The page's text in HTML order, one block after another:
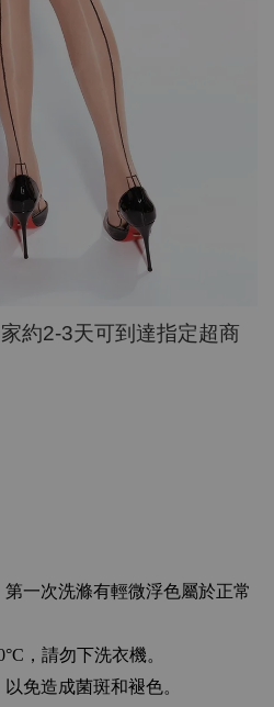
約2-3天可到達指定超商
一次洗滌有輕微浮色屬於正常
，請勿下洗衣機。
免造成菌斑和褪色。